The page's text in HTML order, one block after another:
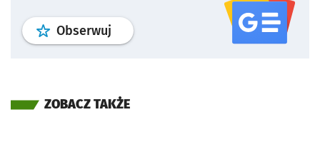
Obserwuj profil serwisu
ZOBACZ TAKŻE